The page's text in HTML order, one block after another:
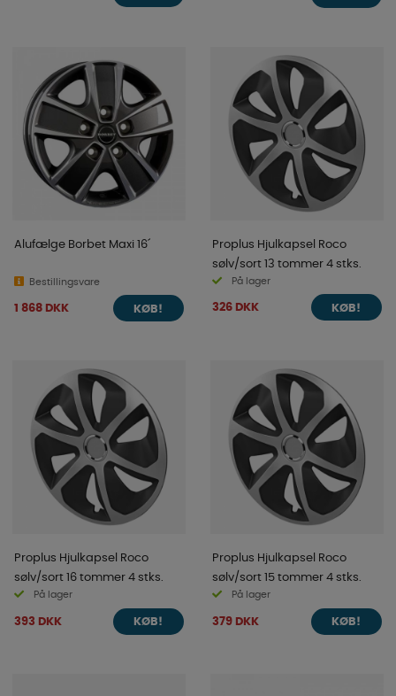
Alufælge Borbet Maxi 16´
Bestillingsvare
1 868 DKK KØB!
Proplus Hjulkapsel Roco
sølv/sort 13 tommer 4 stks.
På lager
326 DKK KØB!
Proplus Hjulkapsel Roco
sølv/sort 16 tommer 4 stks.
På lager
393 DKK KØB!
Proplus Hjulkapsel Roco
sølv/sort 15 tommer 4 stks.
På lager
379 DKK KØB!